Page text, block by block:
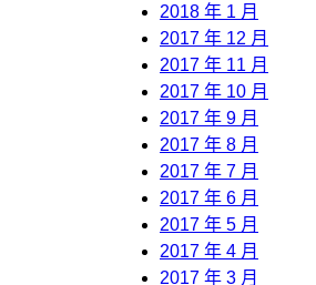
2018 年 1 月
2017 年 12 月
2017 年 11 月
2017 年 10 月
2017 年 9 月
2017 年 8 月
2017 年 7 月
2017 年 6 月
2017 年 5 月
2017 年 4 月
2017 年 3 月